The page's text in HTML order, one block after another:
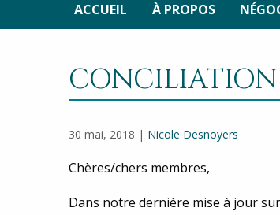
ACCUEIL À PROPOS
30 mai, 2018 | Nicole Desnoyers
Chères/chers membres,
Dans notre dernière mise à jour